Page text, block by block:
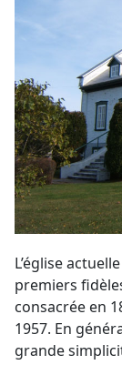
L’église
premiers
consacrée en
1957. En
grande